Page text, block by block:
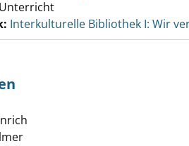
Interkulturelle Bibliothek I: Wir
anzeigen